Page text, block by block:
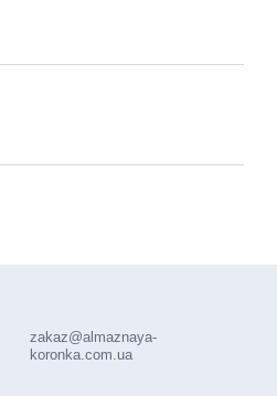
zakaz@almaznaya-
koronka.com.ua